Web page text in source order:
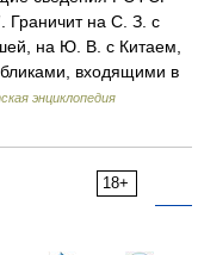
Граничит на С. З. с
на Ю. В. с Китаем,
входящими в
энциклопедия
18+